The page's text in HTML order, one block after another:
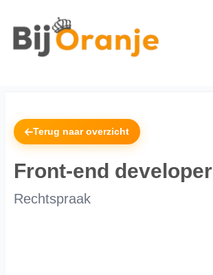
Terug naar overzicht
Front-end developer
Rechtspraak